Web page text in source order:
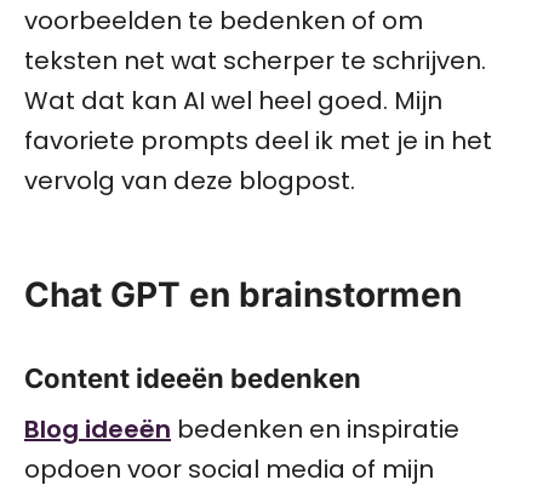
voorbeelden te bedenken of om
teksten net wat scherper te schrijven.
Wat dat kan AI wel heel goed. Mijn
favoriete prompts deel ik met je in het
vervolg van deze blogpost.
Chat GPT en brainstormen
Content ideeën bedenken
Blog ideeën bedenken en inspiratie
opdoen voor social media of mijn